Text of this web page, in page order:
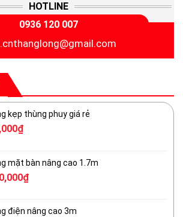
HOTLINE
0936 120 007
kẹp thùng phuy giá rẻ
₫
mặt bàn nâng cao 1.7m
₫
điện nâng cao 3m